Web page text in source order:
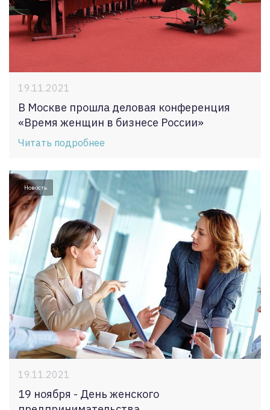
19.11.2021
В Москве прошла деловая конференция
«Время женщин в бизнесе России»
Читать подробнее
Новость
19.11.2021
19 ноября - День женского